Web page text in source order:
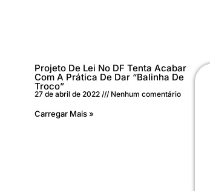
Projeto De Lei No DF Tenta Acabar
Com A Prática De Dar “balinha De
Troco”
27 de abril de 2022 Nenhum comentário
Carregar Mais »